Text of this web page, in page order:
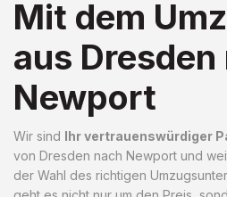
Mit dem
aus Dresden
Newport
Wir sind Ihr vertrauenswürdiger
von Dresden nach Newport und
der Wahl des richtigen